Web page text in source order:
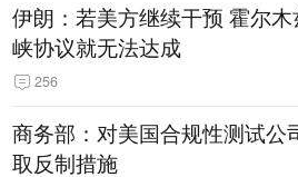
伊朗：若美方继续干预 霍尔
峡协议就无法达成
256
商务部：对美国合规性测试公
取反制措施